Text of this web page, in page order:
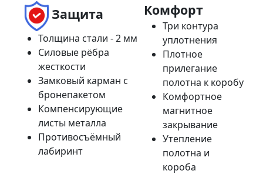
Защита
Толщина стали - 2 мм
Силовые рёбра
жесткости
Замковый карман с
бронепакетом
Компенсирующие
листы металла
Противосъёмный
лабиринт
Комфорт
Три контура
уплотнения
Плотное
прилегание
полотна к коробу
Комфортное
магнитное
закрывание
Утепление
полотна и
короба